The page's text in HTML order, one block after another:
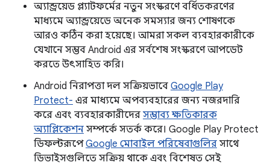
অ্যান্ড্রয়েড প্ল্যাটফর্মের নতুন সংস্করণে বর্ধিতকরণের
মাধ্যমে অ্যান্ড্রয়েডে অনেক সমস্যার জন্য শোষণকে
আরও কঠিন করা হয়েছে। আমরা সকল ব্যবহারকারীকে
যেখানে সম্ভব Android এর সর্বশেষ সংস্করণে আপডেট
করতে উৎসাহিত করি।
Android নিরাপত্তা দল সক্রিয়ভাবে Google Play
Protect- এর মাধ্যমে অপব্যবহারের জন্য নজরদারি
করে এবং ব্যবহারকারীদের সম্ভাব্য ক্ষতিকারক
অ্যাপ্লিকেশন সম্পর্কে সতর্ক করে। Google Play Protect
ডিফল্টরূপেGoogle মোবাইল পরিষেবাগুলির সাথে
ডিভাইসগুলিতে সক্রিয় থাকে এবং বিশেষত সেই